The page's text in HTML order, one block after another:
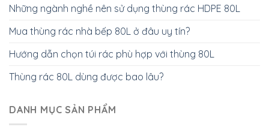
Những ngành nghề nên sử dụng thùng rác HDPE 80L
Mua thùng rác nhà bếp 80L ở đâu uy tín?
Hướng dẫn chọn túi rác phù hợp với thùng 80L
Thùng rác 80L dùng được bao lâu?
DANH MỤC SẢN PHẨM